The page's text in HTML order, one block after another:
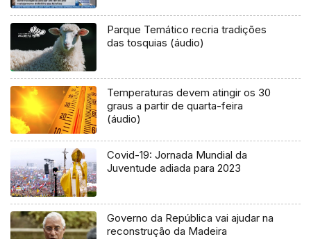
Parque Temático recria tradições
das tosquias (áudio)
Temperaturas devem atingir os 30
graus a partir de quarta-feira
(áudio)
Covid-19: Jornada Mundial da
Juventude adiada para 2023
Governo da República vai ajudar na
reconstrução da Madeira